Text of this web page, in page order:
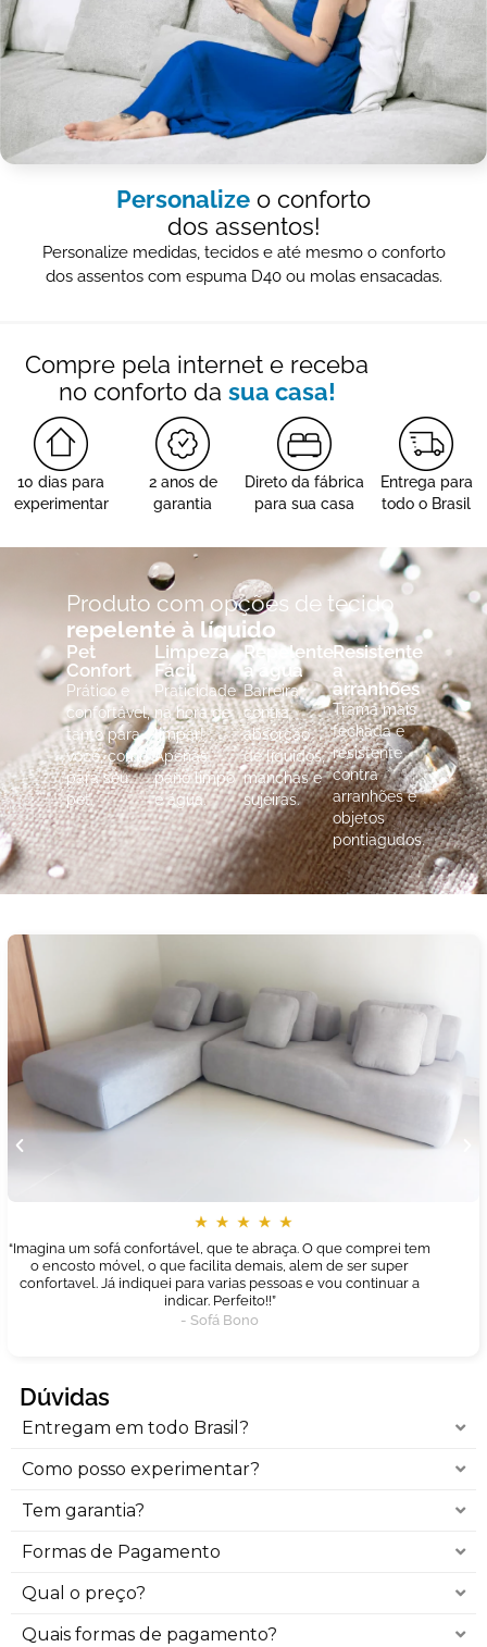
Personalize o conforto
dos assentos!
Personalize medidas, tecidos e até mesmo o conforto
dos assentos com espuma D40 ou molas ensacadas.
Compre pela internet e receba
no conforto da sua casa!
10 dias para
experimentar
2 anos de
garantia
Direto da fábrica
para sua casa
Entrega para
todo o Brasil
Produto com opções de tecido
repelente à líquido
Pet
Confort
Prático e
confortável,
tanto para
você, como
para seu
pet.
Limpeza
Fácil
Praticidade
na hora de
limpar!
Apenas
pano limpo
e água.
Repelente
a água
Barreira
contra
absorção
de líquidos,
manchas e
sujeiras.
Resistente
a
arranhões
Trama mais
fechada e
resistente
contra
arranhões e
objetos
pontiagudos.
“Imagina um sofá confortável, que te abraça. O que comprei tem
o encosto móvel, o que facilita demais, alem de ser super
confortavel. Já indiquei para varias pessoas e vou continuar a
indicar. Perfeito!!”
- Sofá Bono
Dúvidas
Entregam em todo Brasil?
Como posso experimentar?
Tem garantia?
Formas de Pagamento
Qual o preço?
Quais formas de pagamento?